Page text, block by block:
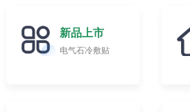
新品上市
电气石冷敷贴